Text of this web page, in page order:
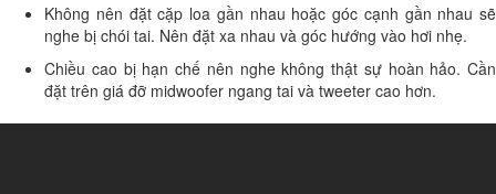
Không nên đặt cặp loa gần nhau hoặc góc cạnh gần nhau sẽ
nghe bị chói tai. Nên đặt xa nhau và góc hướng vào hơi nhẹ.
Chiều cao bị hạn chế nên nghe không thật sự hoàn hảo. Cần
đặt trên giá đỡ midwoofer ngang tai và tweeter cao hơn.